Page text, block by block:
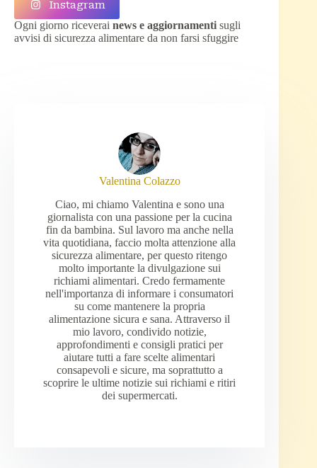
Instagram
Ogni giorno riceverai news e aggiornamenti sugli
avvisi di sicurezza alimentare da non farsi sfuggire
Valentina Colazzo
Ciao, mi chiamo Valentina e sono una
giornalista con una passione per la cucina
fin da bambina. Sul lavoro ma anche nella
vita quotidiana, faccio molta attenzione alla
sicurezza alimentare, per questo ritengo
molto importante la divulgazione sui
richiami alimentari. Credo fermamente
nell'importanza di informare i consumatori
su come mantenere la propria
alimentazione sicura e sana. Attraverso il
mio lavoro, condivido notizie,
approfondimenti e consigli pratici per
aiutare tutti a fare scelte alimentari
consapevoli e sicure, ma soprattutto a
scoprire le ultime notizie sui richiami e ritiri
dei supermercati.